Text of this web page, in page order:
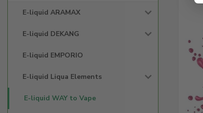
E-liquid ARAMAX
E-liquid DEKANG
E-liquid EMPORIO
E-liquid Liqua Elements
E-liquid WAY to Vape